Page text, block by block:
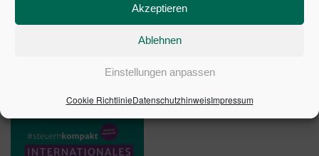
Akzeptieren
Ablehnen
Einstellungen anpassen
Cookie RichtlinieDatenschutzhinweisImpressum
ÄHNLICHE PRODUKTE